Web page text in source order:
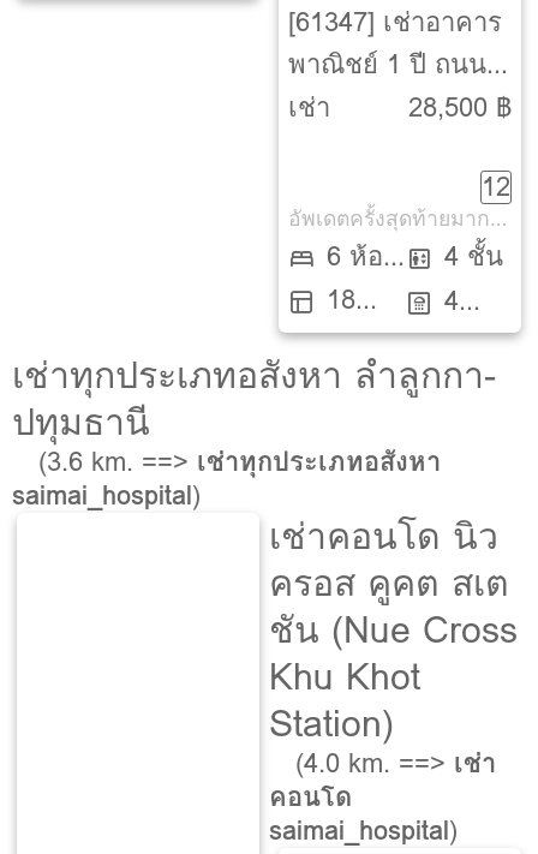
ตรว. ห้องน้ำ
[61347] เช่าอาคาร
พาณิชย์ 1 ปี ถนน
สุขาภิบาล 5-
เช่า
28,500 ฿
12
อัพเดตครั้งสุดท้ายมากกว่า 30 วัน
6 ห้อง
นอน18
ตรว.
4 ชั้น
4
ห้องน้ำ
เช่าทุกประเภทอสังหา ลำลูกกา-
ปทุมธานี
(3.6 km. ==> เช่าทุกประเภทอสังหา
saimai_hospital)
เช่าคอนโด นิว
ครอส คูคต สเต
ชัน (Nue Cross
Khu Khot
Station)
(4.0 km. ==> เช่า
คอนโด
saimai_hospital)